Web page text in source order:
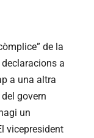
de la
a
a una altra
govern
un
vicepresident